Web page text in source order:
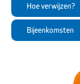
Hoe verwijzen?
Bijeenkomsten